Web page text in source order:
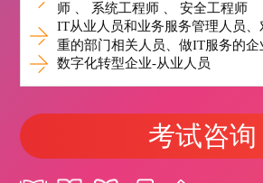
师 、 系统工程师 、 安全工程师
IT从业人员和业务服务管理人员
重的部门相关人员、做IT服务的企
数字化转型企业-从业人员
考试咨询